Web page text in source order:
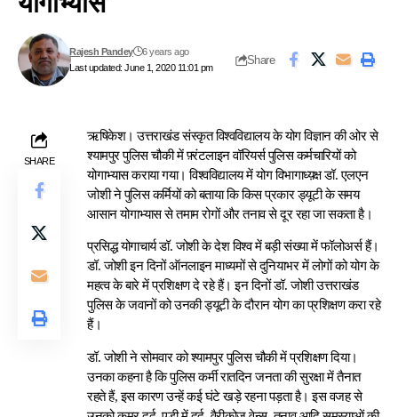
Last updated: June 1, 2020 11:01 pm
Rajesh Pandey 6 years ago
Share
SHARE
ऋषिकेश। उत्तराखंड संस्कृत विश्वविद्यालय के योग विज्ञान की ओर से
श्यामपुर पुलिस चौकी में फ़्रंटलाइन वॉरियर्स पुलिस कर्मचारियों को
योगाभ्यास कराया गया। विश्वविद्यालय में योग विभागाध्य़क्ष डॉ. एलएन
जोशी ने पुलिस कर्मियों को बताया कि किस प्रकार ड्यूटी के समय
आसान योगाभ्यास से तमाम रोगों और तनाव से दूर रहा जा सकता है।
प्रसिद्ध योगाचार्य डॉ. जोशी के देश विश्व में बड़ी संख्या में फॉलोअर्स हैं।
डॉ. जोशी इन दिनों ऑनलाइन माध्यमों से दुनियाभर में लोगों को योग के
महत्व के बारे में प्रशिक्षण दे रहे हैं। इन दिनों डॉ. जोशी उत्तराखंड
पुलिस के जवानों को उनकी ड्यूटी के दौरान योग का प्रशिक्षण करा रहे
हैं।
डॉ. जोशी ने सोमवार को श्यामपुर पुलिस चौकी में प्रशिक्षण दिया।
उनका कहना है कि पुलिस कर्मी रातदिन जनता की सुरक्षा में तैनात
रहते हैं, इस कारण उन्हें कई घंटे खड़े रहना पड़ता है। इस वजह से